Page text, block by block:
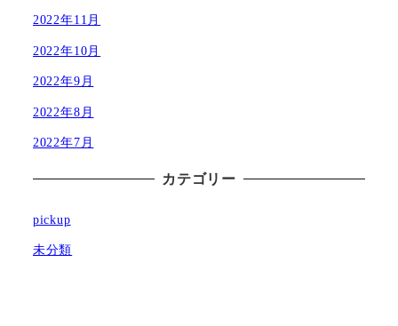
2022年11月
2022年10月
2022年9月
2022年8月
2022年7月
カテゴリー
pickup
未分類